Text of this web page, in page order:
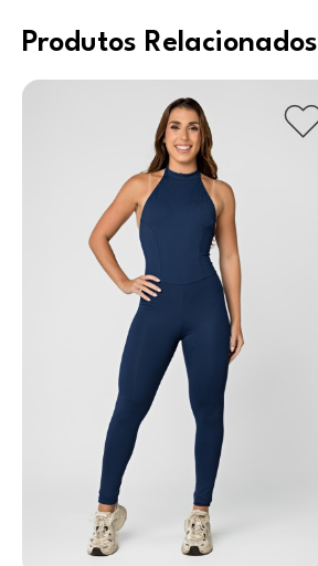
Produtos Relacionados